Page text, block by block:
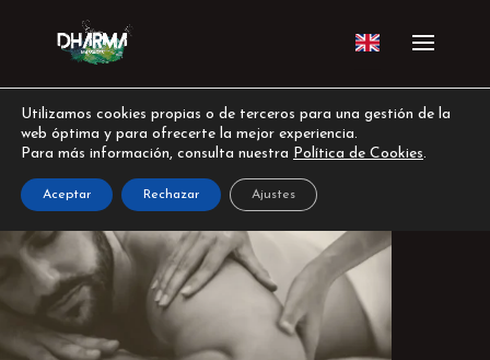
Utilizamos cookies propias o de terceros para una gestión de la
web óptima y para ofrecerte la mejor experiencia.
Para más información, consulta nuestra Política de Cookies.
Aceptar Rechazar Ajustes